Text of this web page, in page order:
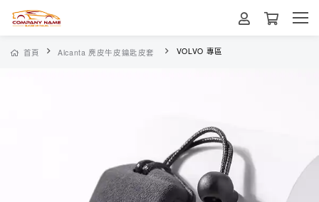
首頁 Alcanta 麂皮牛皮鑰匙皮套 VOLVO 專區